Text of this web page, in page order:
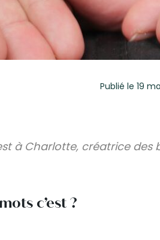
Publié le 19
à Charlotte, créatrice des
c’est ?